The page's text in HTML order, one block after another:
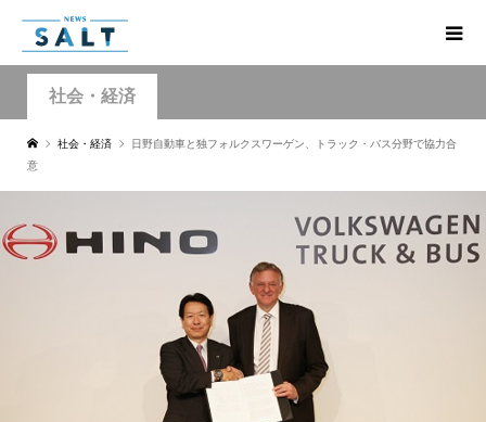
社会・経済
社会・経済
日野自動車と独フォルクスワーゲン、トラック・バス分野で協力合
意